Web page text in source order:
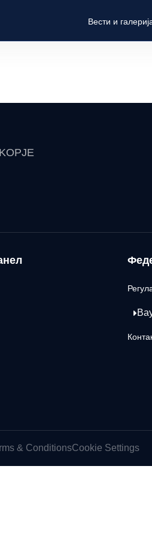
Вести и
& ConditionsCookie Settings